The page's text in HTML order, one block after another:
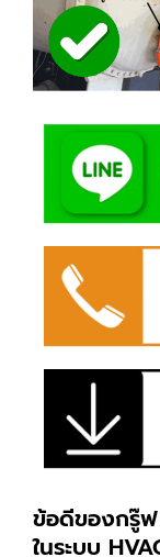
ข้อดีของกรู๊
ในระบบ